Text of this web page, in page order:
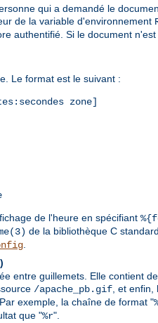
qui a demandé le
de la variable d'environnement
authentifié. Si le document
Le format est le suivant :
zone]
de l'heure en spécifiant
de la bibliothèque C
.
)
entre guillemets. Elle contient
/apache_pb.gif, et enfin,
exemple, la chaîne de format "
que "%r".